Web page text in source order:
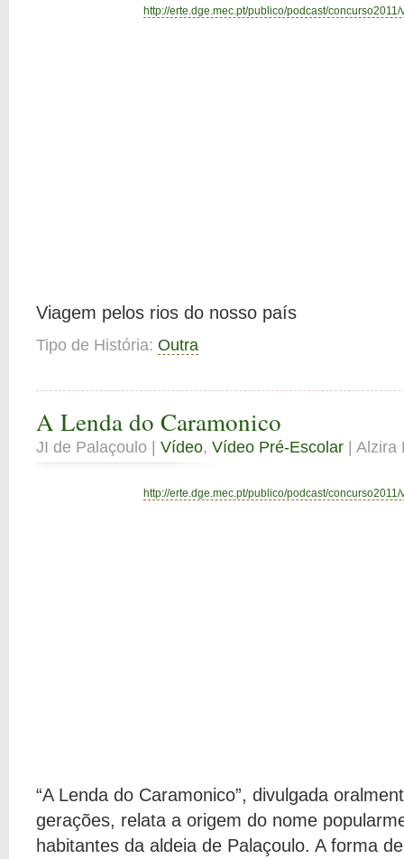
http://erte.dge.mec.pt/publico/podcast/
Viagem pelos rios do nosso país
Tipo de História: Outra
A Lenda do Caramonico
JI de Palaçoulo | Vídeo, Vídeo Pré-Escolar | Alzira
http://erte.dge.mec.pt/publico/podcast/
“A Lenda do Caramonico”, divulgada
gerações, relata a origem do nome
habitantes da aldeia de Palaçoulo. A forma